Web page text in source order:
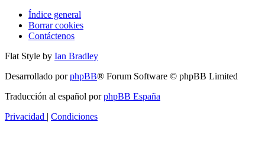
Índice general
Borrar cookies
Contáctenos
Flat Style by Ian Bradley
Desarrollado porphpBB® Forum Software © phpBB Limited
Traducción al español porphpBB España
Privacidad | Condiciones